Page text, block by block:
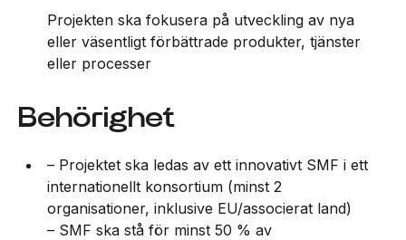
Projekten ska fokusera på utveckling av nya
eller väsentligt förbättrade produkter, tjänster
eller processer
Behörighet
– Projektet ska ledas av ett innovativt SMF i ett
internationellt konsortium (minst 2
organisationer, inklusive EU/associerat land)
– SMF ska stå för minst 50 % av